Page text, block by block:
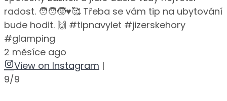
radost. 🧑‍🧑‍🧒♥️🥰 Třeba se vám tip na ubytování
bude hodit. 🙌 #tipnavylet #jizerskehory
#glamping
2 měsíce ago
View on Instagram |
9/9